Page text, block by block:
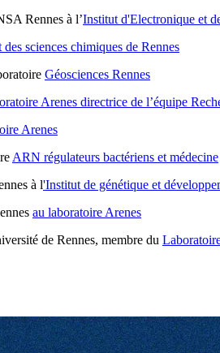
Rennes à l’Institut d'Electronique et
des sciences chimiques de Rennes
Géosciences Rennes
Arenes directrice de l’équipe
Arenes
ARN régulateurs bactériens et médecine
à l'Institut de génétique et
au laboratoire Arenes
de Rennes, membre du